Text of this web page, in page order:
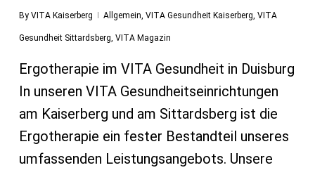
By VITA Kaiserberg Allgemein, VITA Gesundheit Kaiserberg, VITA
Gesundheit Sittardsberg, VITA Magazin
Ergotherapie im VITA Gesundheit in Duisburg
In unseren VITA Gesundheitseinrichtungen
am Kaiserberg und am Sittardsberg ist die
Ergotherapie ein fester Bestandteil unseres
umfassenden Leistungsangebots. Unsere